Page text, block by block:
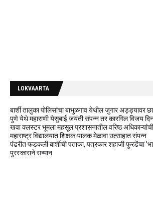
LOKVAARTA
बार्शी तालुका पोलिसांचा बाभुळगाव येथील जुगार अड्ड्यावर
पुणे येथे महाराणी येसुबाई जयंती संपन्न तर कारगिल विजय
खवा क्लस्टर भूमला महसूल प्रशासनातील वरिष्ठ
महाराष्ट्र विद्यालयात शिक्षक-पालक मेळावा उत्साहात संपन्न
पंढरीत फडकली बार्शीची पताका, पत्रकार शहाजी फुरडेंचा
पुरस्काराने सन्मान